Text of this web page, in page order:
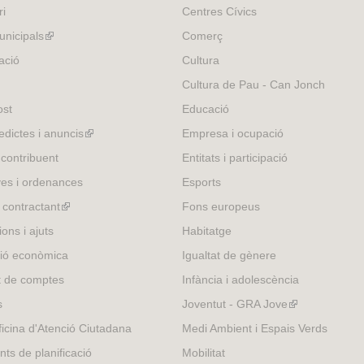
(link
i anuncis(link
i ordenances
(link
i ajuts
econòmica
de comptes
d'Atenció Ciutadana
de planificació
Centres Cívics
Comerç
Cultura
Cultura de Pau - Can Jonch
Educació
Empresa i ocupació
Entitats i participació
Esports
Fons europeus
Habitatge
Igualtat de gènere
Infància i adolescència
Joventut - GRA Jove(link
is
Medi Ambient i Espais Verds
Mobilitat